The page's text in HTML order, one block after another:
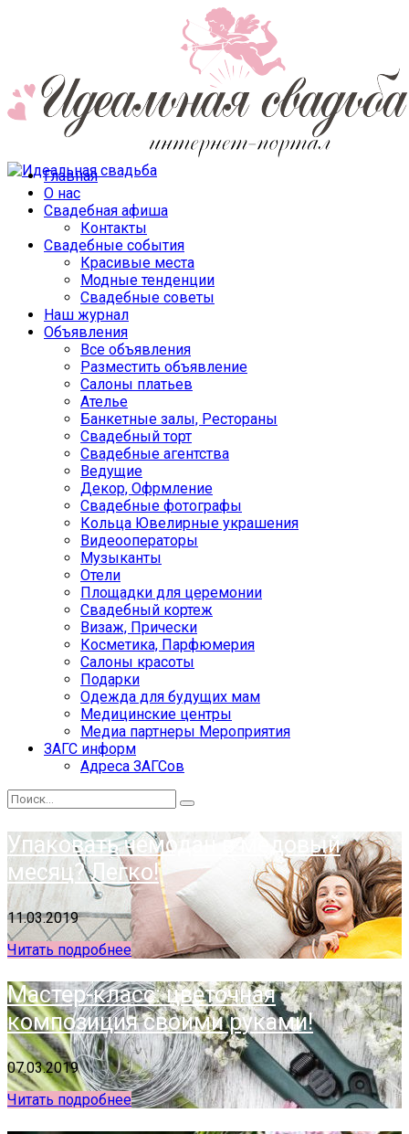
Главная
О нас
Свадебная афиша
Контакты
Свадебные события
Красивые места
Модные тенденции
Свадебные советы
Наш журнал
Объявления
Все объявления
Разместить объявление
Салоны платьев
Ателье
Банкетные залы, Рестораны
Свадебный торт
Свадебные агентства
Ведущие
Декор, Офрмление
Свадебные фотографы
Кольца Ювелирные украшения
Видеооператоры
Музыканты
Отели
Площадки для церемонии
Свадебный кортеж
Визаж, Прически
Косметика, Парфюмерия
Салоны красоты
Подарки
Одежда для будущих мам
Медицинские центры
Медиа партнеры Мероприятия
ЗАГС информ
Адреса ЗАГСов
Упаковать чемодан в медовый
месяц? Легко!
11.03.2019
Читать подробнее
Мастер-класс: цветочная
композиция своими руками!
07.03.2019
Читать подробнее